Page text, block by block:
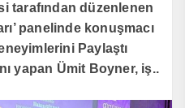
tarafından düzenlenen
panelinde konuşmacı
Paylaştı
yapan Ümit Boyner, iş..